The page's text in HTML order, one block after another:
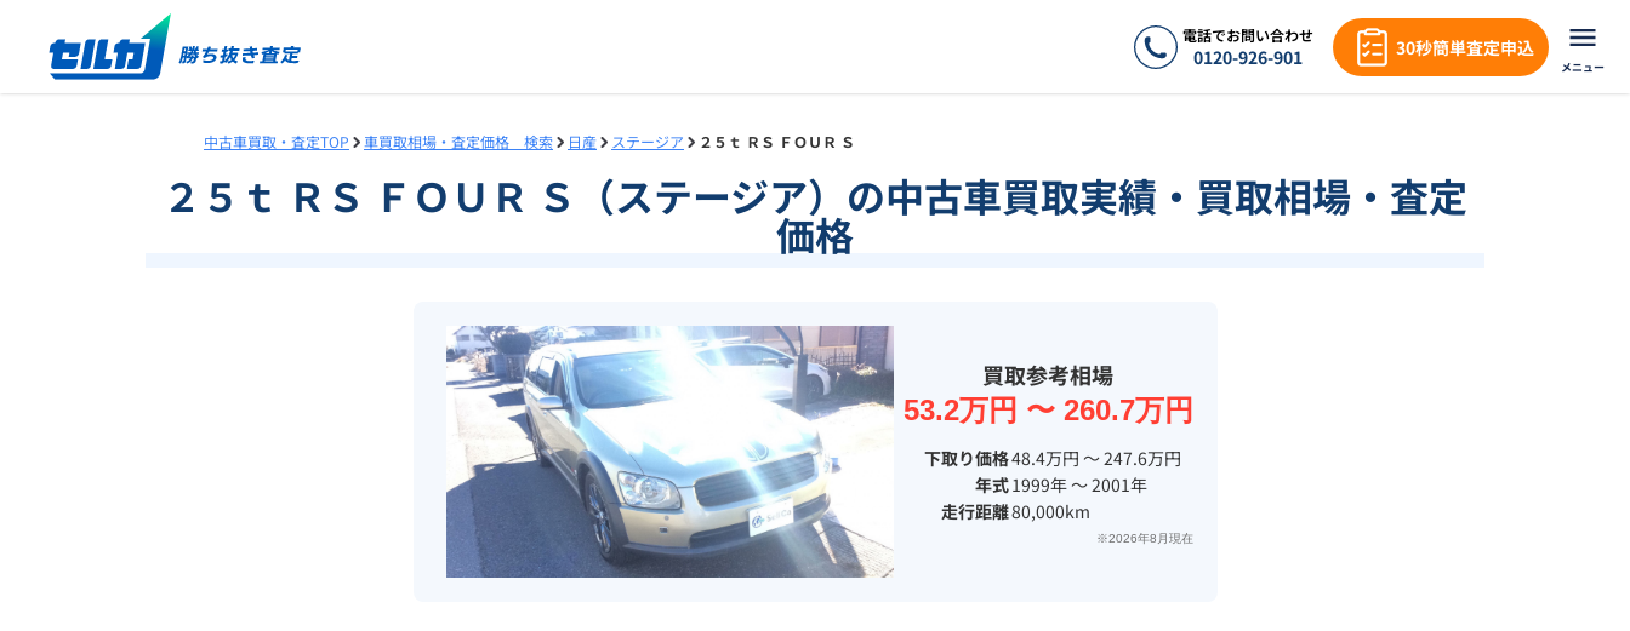
電話でお問い合わせ
0120-926-901 30秒簡単査定申込
メニュー
中古車買取・査定TOP 車買取相場・査定価格 検索 日産 ステージア ２５ｔ ＲＳ ＦＯＵＲ Ｓ
２５ｔ ＲＳ ＦＯＵＲ Ｓ（ステージア）の中古車買取実績・買取相場・査定
価格
買取参考相場
53.2万円 〜 260.7万円
下取り価格48.4万円 〜 247.6万円
年式1999年 〜 2001年
走行距離80,000km
※2026年8月現在